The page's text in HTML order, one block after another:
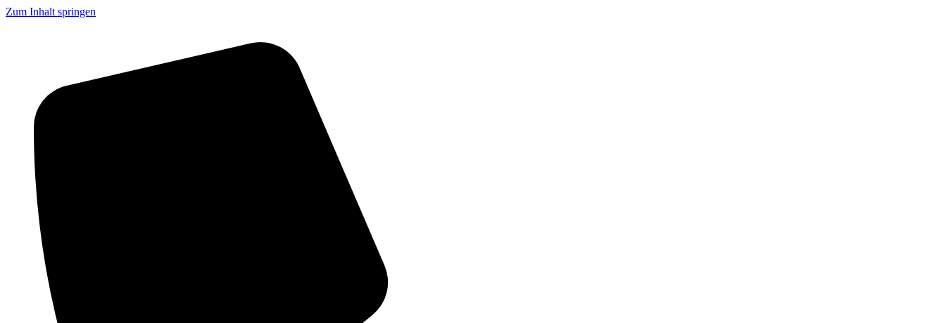
Zum Inhalt springen